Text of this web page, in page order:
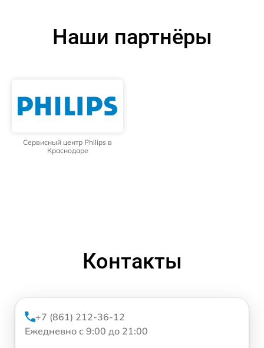
Наши партнёры
Сервисный центр Philips в
Краснодаре
Контакты
+7 (861) 212-36-12
Ежедневно с 9:00 до 21:00